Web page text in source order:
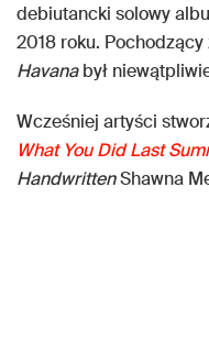
debiutancki solowy
2018 roku.
Havanabył
Wcześniej artyści
What You Did Last
HandwrittenShawna